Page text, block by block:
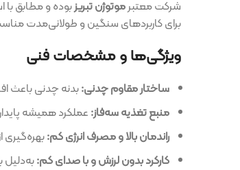
موتوژن تبریز
برای کاربردهای سنگین و طولانی‌مدت مناسب می‌سازد.
ویژگی‌ها و مشخصات فنی
ساختار مقاوم چدنی:بدنه چدنی باعث افزایش
منبع تغذیه سه‌فاز:عملکرد همیشه پایدار، گشتاور
راندمان بالا و مصرف انرژی کم:بهره‌گیری از طراحی
کارکرد بدون لرزش و با صدای کم:به‌دلیل بالانس دقیق